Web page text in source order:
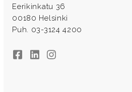
Eerikinkatu 36
00180 Helsinki
Puh. 03-3124 4200
FacebookLinkedInInstagram